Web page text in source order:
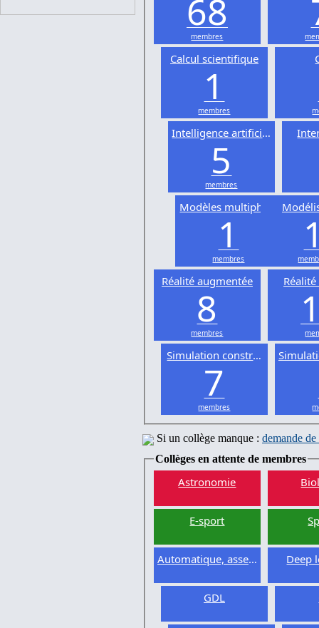
68
membres
Calcul scientifique
1
membres
Intelligence artificielle
5
membres
Modèles multiphysiques
1
membres
Réalité augmentée
8
membres
Simulation constructive
7
membres
Si un collège manque : demande
Collèges en attente de membres
Astronomie
E-sport
Automatique, asservissement
Deep
GDL